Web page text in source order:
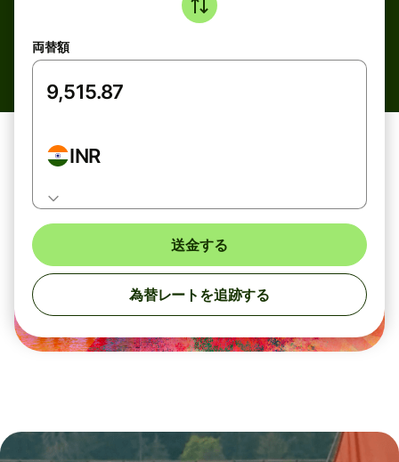
両替額
INR
送金する
為替レートを追跡する